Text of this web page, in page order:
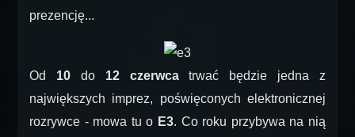
prezencję...
Od 10do 12 czerwcatrwać będzie jedna z
największych imprez, poświęconych elektronicznej
rozrywce - mowa tu o E3. Co roku przybywa na nią